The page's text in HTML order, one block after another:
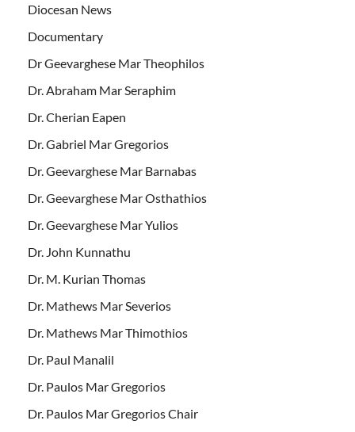
Diocesan News
Documentary
Dr Geevarghese Mar Theophilos
Dr. Abraham Mar Seraphim
Dr. Cherian Eapen
Dr. Gabriel Mar Gregorios
Dr. Geevarghese Mar Barnabas
Dr. Geevarghese Mar Osthathios
Dr. Geevarghese Mar Yulios
Dr. John Kunnathu
Dr. M. Kurian Thomas
Dr. Mathews Mar Severios
Dr. Mathews Mar Thimothios
Dr. Paul Manalil
Dr. Paulos Mar Gregorios
Dr. Paulos Mar Gregorios Chair